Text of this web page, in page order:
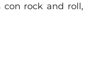
con rock and roll,